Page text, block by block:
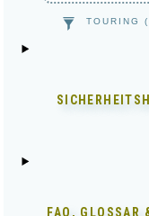
TOURING
FAQ, GLOSSAR